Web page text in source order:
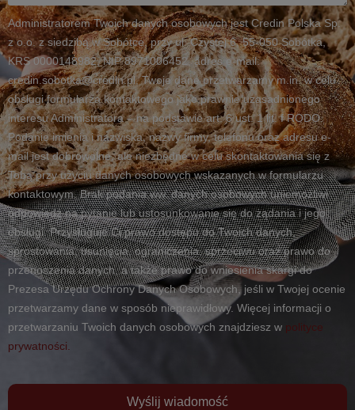
Administratorem Twoich danych osobowych jest Credin Polska Sp.
z o.o. z siedzibą w Sobótce, przy ul. Czystej 6, 55-050 Sobótka,
KRS 0000148982, NIP 8971006452, adres e-mail:
credin.sobotka@credin.pl. Twoje dane przetwarzamy m.in. w celu
obsługi formularza kontaktowego jako prawnie uzasadnionego
interesu Administratora – na podstawie art. 6 ust. 1 lit. f RODO.
Podanie imienia i nazwiska, nazwy firmy, telefonu oraz adresu e-
mail jest dobrowolne, ale niezbędne w celu skontaktowania się z
Tobą przy użyciu danych osobowych wskazanych w formularzu
kontaktowym. Brak podania ww. danych osobowych uniemożliwi
odpowiedź na pytanie lub ustosunkowanie się do żądania i jego
obsługi. Przysługuje Ci prawo dostępu do Twoich danych,
sprostowania, usunięcia, ograniczenia, sprzeciwu oraz prawo do
przenoszenia danych, a także prawo do wniesienia skargi do
Prezesa Urzędu Ochrony Danych Osobowych, jeśli w Twojej ocenie
przetwarzamy dane w sposób nieprawidłowy. Więcej informacji o
przetwarzaniu Twoich danych osobowych znajdziesz w polityce
prywatności.
Wyślij wiadomość